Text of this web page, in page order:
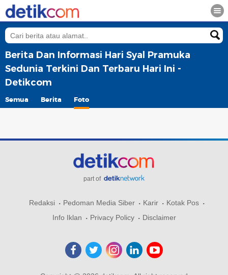
Berita Dan Informasi Hari Syal Pramuka
Sedunia Terkini Dan Terbaru Hari Ini -
Detikcom
Semua Berita Foto
part of
Redaksi Pedoman Media Siber Karir
Kotak Pos
Info Iklan
Privacy Policy Disclaimer